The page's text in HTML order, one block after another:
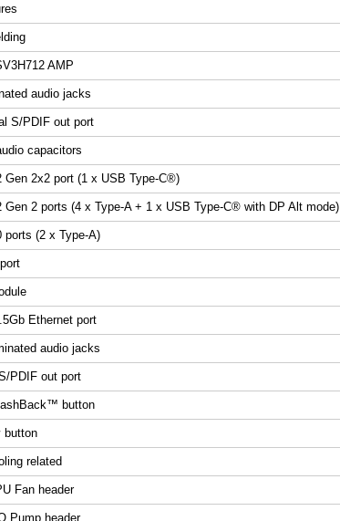
AMP
audio jacks
S/PDIF out port
capacitors
Gen 2x2 port (1 x USB Type-C®)
Gen 2 ports (4 x Type-A + 1 x USB Type-C® with DP Alt mode)
ports (2 x Type-A)
Ethernet port
audio jacks
PDIF out port
button
button
related
Fan header
Pump header